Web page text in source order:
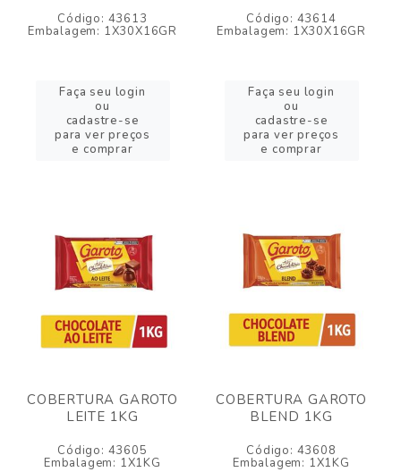
Código: 43613
Embalagem: 1X30X16GR
Faça seu login
ou
cadastre-se
para ver preços
e comprar
Código: 43614
Embalagem: 1X30X16GR
Faça seu login
ou
cadastre-se
para ver preços
e comprar
COBERTURA GAROTO
LEITE 1KG
Código: 43605
Embalagem: 1X1KG
COBERTURA GAROTO
BLEND 1KG
Código: 43608
Embalagem: 1X1KG